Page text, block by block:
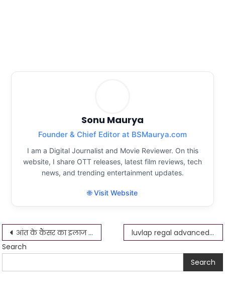
Sonu Maurya
Founder & Chief Editor at BSMaurya.com
I am a Digital Journalist and Movie Reviewer. On this
website, I share OTT releases, latest film reviews, tech
news, and trending entertainment updates.
🌐 Visit Website
Post
navigation
आंत के कैंसर का इलाज क्या है , बड़ी आंत का ऑपरेशन कैसे किया जाता है
luvlap regal advanced+ baby food processor
Search
Search